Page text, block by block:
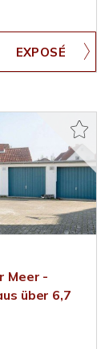
Meer -
über 6,7